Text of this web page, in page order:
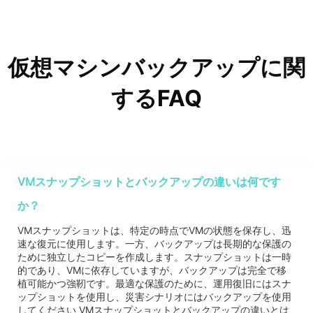
仮想マシンバックアップに関
するFAQ
VMスナップショットとバックアップの違いは何です
か？
VMスナップショットは、特定の時点でVMの状態を保存し、迅
速な復元に使用します。一方、バックアップは長期的な保護の
ために独立したコピーを作成します。スナップショットは一時
的であり、VMに依存していますが、バックアップは完全で移
植可能かつ強靭です。最適な保護のために、運用復旧にはスナ
ップショットを使用し、災害シナリオにはバックアップを使用
してください VMスナップショットとバックアップの違いとは